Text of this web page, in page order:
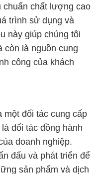
chuẩn chất lượng cao
trình sử dụng và
này giúp chúng tôi
còn là nguồn cung
công của khách
đối tác cung cấp
đối tác đồng hành
doanh nghiệp.
đấu và phát triển để
sản phẩm và dịch